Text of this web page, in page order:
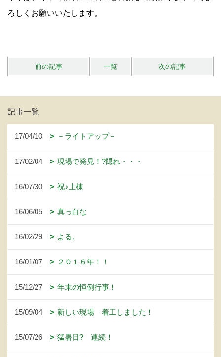
ろしくお願いいたします。
前の記事 一覧 次の記事
記事一覧
17/04/10 －ライトアップ－
17/02/04 現場で発見！?隠れ・・・
16/07/30 祝♪上棟
16/06/05 真っ白な
16/02/29 よる。
16/01/07 ２０１６年！！
15/12/27 年末の恒例行事！
15/09/04 新しい現場 着工しました！
15/07/26 猛暑日? 連続！